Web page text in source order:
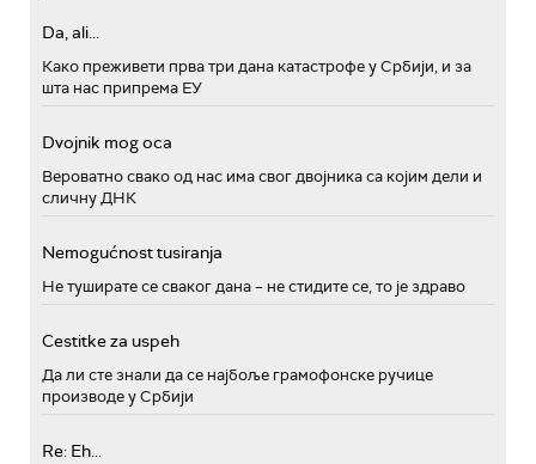
Da, ali...
Како преживети прва три дана катастрофе у Србији, и за
шта нас припрема ЕУ
Dvojnik mog oca
Вероватно свако од нас има свог двојника са којим дели и
сличну ДНК
Nemogućnost tusiranja
Не туширате се сваког дана – не стидите се, то је здраво
Cestitke za uspeh
Да ли сте знали да се најбоље грамофонске ручице
производе у Србији
Re: Eh...